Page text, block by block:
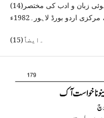
(14)۔ڈاکٹر عبدالرحمٰن براہوئی، براہوئی زبان و ادب کی مختصر
مرکزی اردو بورڈ لاہور۔1982ء
(15)۔ایضاً